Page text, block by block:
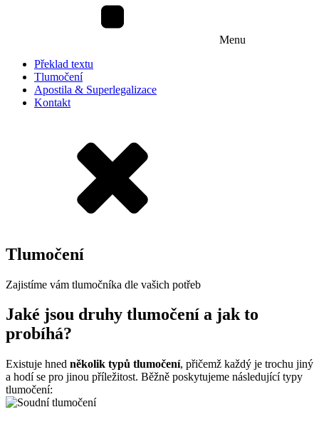
Menu
Překlad textu
Tlumočení
Apostila & Superlegalizace
Kontakt
Tlumočení
Zajistíme vám tlumočníka dle vašich potřeb
Jaké jsou druhy tlumočení a jak to
probíhá?
Existuje hned několik typů tlumočení, přičemž každý je trochu jiný
a hodí se pro jinou příležitost. Běžně poskytujeme následující typy
tlumočení: